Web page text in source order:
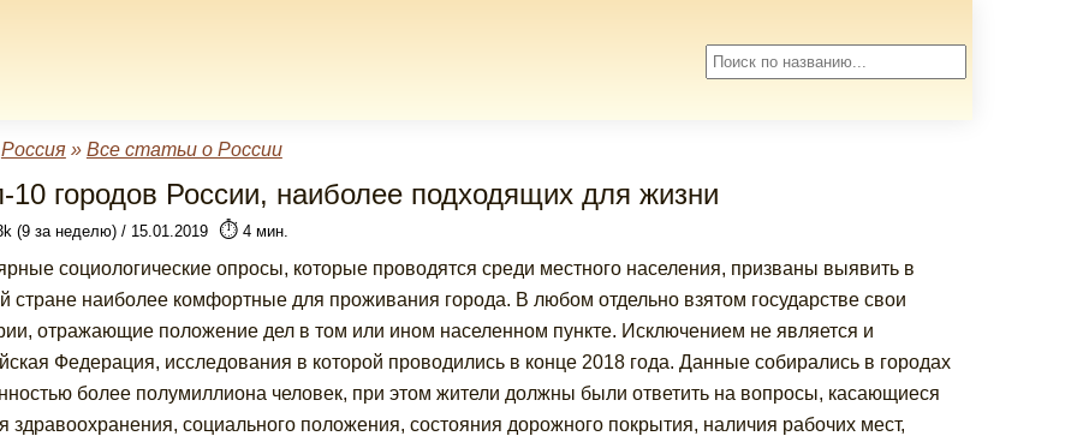
Россия» Все статьи о России
10 городов России, наиболее подходящих для жизни
(9 за неделю) / 15.01.2019 ⏱️4 мин.
социологические опросы, которые проводятся среди местного населения, призваны выявить в
стране наиболее комфортные для проживания города. В любом отдельно взятом государстве свои
отражающие положение дел в том или ином населенном пункте. Исключением не является и
Федерация, исследования в которой проводились в конце 2018 года. Данные собирались в городах
более полумиллиона человек, при этом жители должны были ответить на вопросы, касающиеся
здравоохранения, социального положения, состояния дорожного покрытия, наличия рабочих мест,